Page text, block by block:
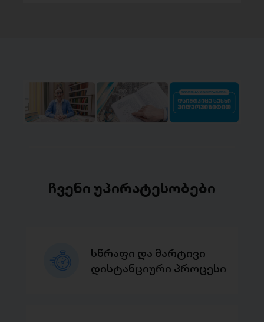
ჩვენი უპირატესობები
სწრაფი და მარტივი
დისტანციური პროცესი